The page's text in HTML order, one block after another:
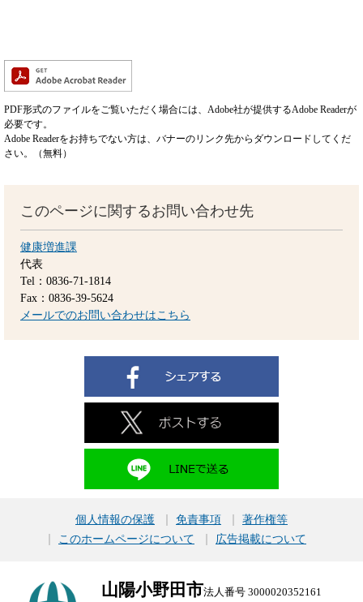
PDF形式のファイルをご覧いただく場合には、Adobe社が提供するAdobe Readerが
必要です。
Adobe Readerをお持ちでない方は、バナーのリンク先からダウンロードしてくだ
さい。（無料）
このページに関するお問い合わせ先
健康増進課
代表
Tel：0836-71-1814
Fax：0836-39-5624
メールでのお問い合わせはこちら
個人情報の保護 免責事項
著作権等
このホームページについて
広告掲載について
山陽小野田市法人番号 3000020352161